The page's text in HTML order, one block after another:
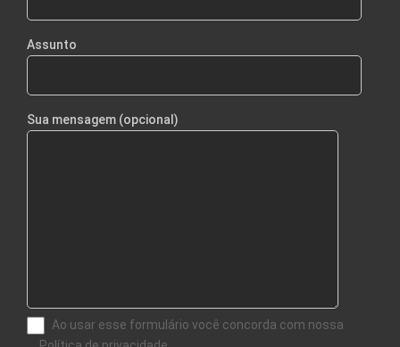
Assunto
Sua mensagem (opcional)
Ao usar esse formulário você concorda com nossa